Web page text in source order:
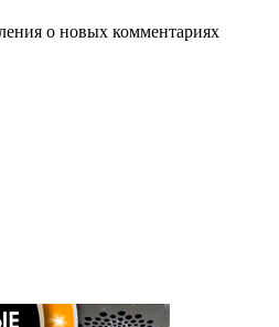
о новых комментариях